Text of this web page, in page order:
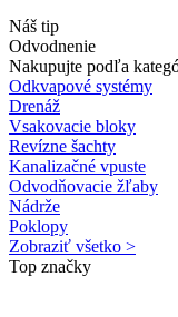
Náš tip
Odvodnenie
Nakupujte podľa
Odkvapové systémy
Drenáž
Vsakovacie bloky
Revízne šachty
Kanalizačné vpuste
Odvodňovacie žľaby
Nádrže
Poklopy
Zobraziť všetko >
Top značky